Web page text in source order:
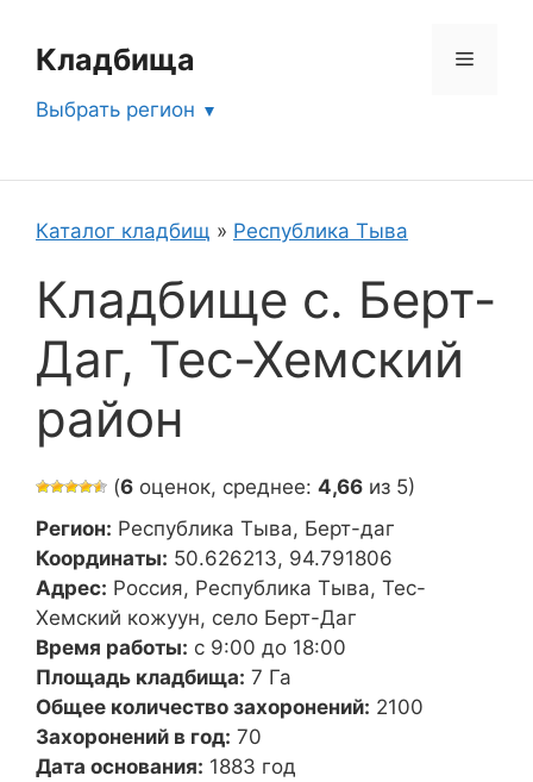
содержимому
Кладбища Меню
Выбрать регион
Каталог кладбищ » Республика Тыва
Кладбище с. Берт-
Даг, Тес-Хемский
район
(6 оценок, среднее: 4,66 из 5)
Регион: Республика Тыва, Берт-даг
Координаты: 50.626213, 94.791806
Адрес: Россия, Республика Тыва, Тес-
Хемский кожуун, село Берт-Даг
Время работы: с 9:00 до 18:00
Площадь кладбища: 7 Га
Общее количество захоронений: 2100
Захоронений в год: 70
Дата основания: 1883 год